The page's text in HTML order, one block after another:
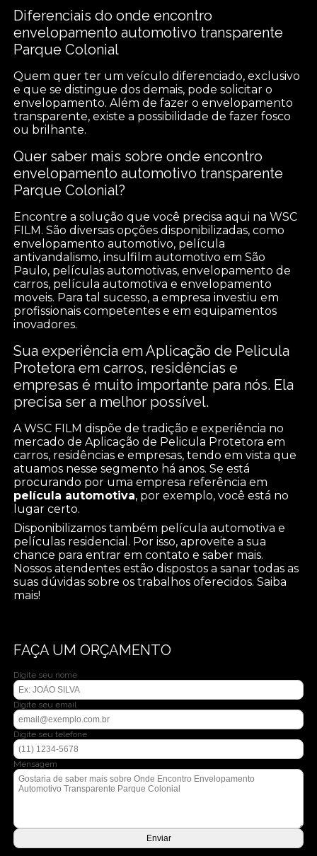
Diferenciais do onde encontro
envelopamento automotivo transparente
Parque Colonial
Quem quer ter um veículo diferenciado, exclusivo
e que se distingue dos demais, pode solicitar o
envelopamento. Além de fazer o envelopamento
transparente, existe a possibilidade de fazer fosco
ou brilhante.
Quer saber mais sobre onde encontro
envelopamento automotivo transparente
Parque Colonial?
Encontre a solução que você precisa aqui na WSC
FILM. São diversas opções disponibilizadas, como
envelopamento automotivo, película
antivandalismo, insulfilm automotivo em São
Paulo, películas automotivas, envelopamento de
carros, película automotiva e envelopamento
moveis. Para tal sucesso, a empresa investiu em
profissionais competentes e em equipamentos
inovadores.
Sua experiência em Aplicação de Pelicula
Protetora em carros, residências e
empresas é muito importante para nós. Ela
precisa ser a melhor possível.
A WSC FILM dispõe de tradição e experiência no
mercado de Aplicação de Pelicula Protetora em
carros, residências e empresas, tendo em vista que
atuamos nesse segmento há anos. Se está
procurando por uma empresa referência em
película automotiva, por exemplo, você está no
lugar certo.
Disponibilizamos também película automotiva e
películas residencial. Por isso, aproveite a sua
chance para entrar em contato e saber mais.
Nossos atendentes estão dispostos a sanar todas as
suas dúvidas sobre os trabalhos oferecidos. Saiba
mais!
FAÇA UM ORÇAMENTO
Digite seu nome
Digite seu email
Digite seu telefone
Mensagem